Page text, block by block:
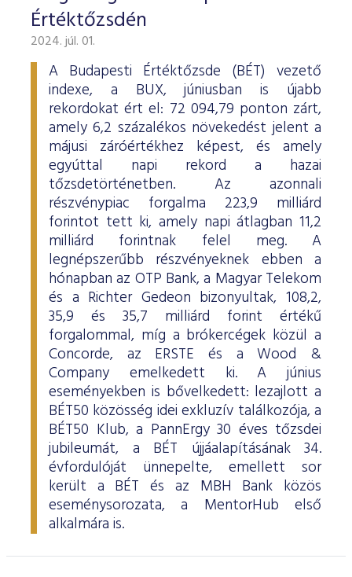
Értéktőzsdén
2024. júl. 01.
A Budapesti Értéktőzsde (BÉT) vezető
indexe, a BUX, júniusban is újabb
rekordokat ért el: 72 094,79 ponton zárt,
amely 6,2 százalékos növekedést jelent a
májusi záróértékhez képest, és amely
egyúttal napi rekord a hazai
tőzsdetörténetben. Az azonnali
részvénypiac forgalma 223,9 milliárd
forintot tett ki, amely napi átlagban 11,2
milliárd forintnak felel meg. A
legnépszerűbb részvényeknek ebben a
hónapban az OTP Bank, a Magyar Telekom
és a Richter Gedeon bizonyultak, 108,2,
35,9 és 35,7 milliárd forint értékű
forgalommal, míg a brókercégek közül a
Concorde, az ERSTE és a Wood &
Company emelkedett ki. A június
eseményekben is bővelkedett: lezajlott a
BÉT50 közösség idei exkluzív találkozója, a
BÉT50 Klub, a PannErgy 30 éves tőzsdei
jubileumát, a BÉT újjáalapításának 34.
évfordulóját ünnepelte, emellett sor
került a BÉT és az MBH Bank közös
eseménysorozata, a MentorHub első
alkalmára is.